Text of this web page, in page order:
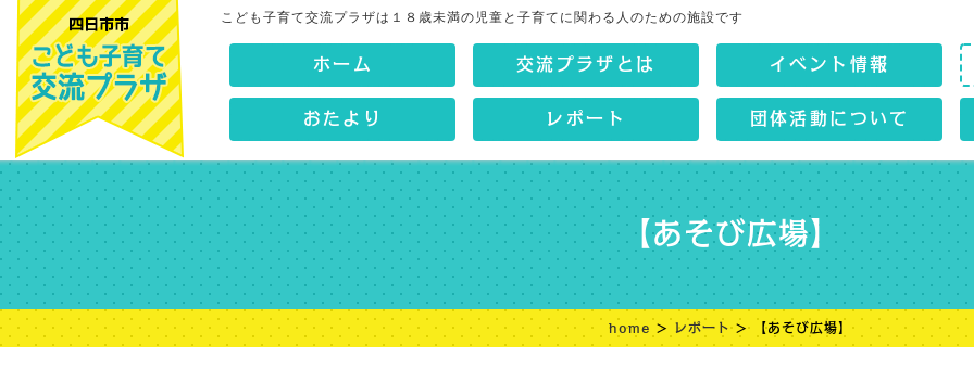
こども子育て交流プラザは１８歳未満の児童と子育てに関わる人のための施設です
ホーム 交流プラザとは イベント情報
おたより レポート 団体活動について
【あそび広場】
home > レポート> 【あそび広場】